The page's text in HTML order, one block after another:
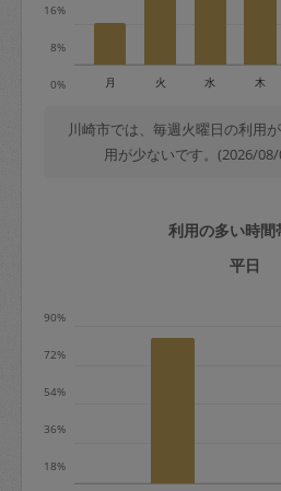
土曜日8時〜実施時間
＋交通費全額
依頼者不在による当日
金額の100%＋交通費全
定期契約をキャンセル
期は月2回まで隔週定
0%
8%
16%
月 火 水 木
川崎市では、毎週火曜日の利用
用が少ないです。(2026/
利用の多い時間
平日
18%
36%
54%
72%
90%